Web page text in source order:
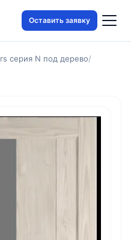
Оставить заявку
серия N под дерево/